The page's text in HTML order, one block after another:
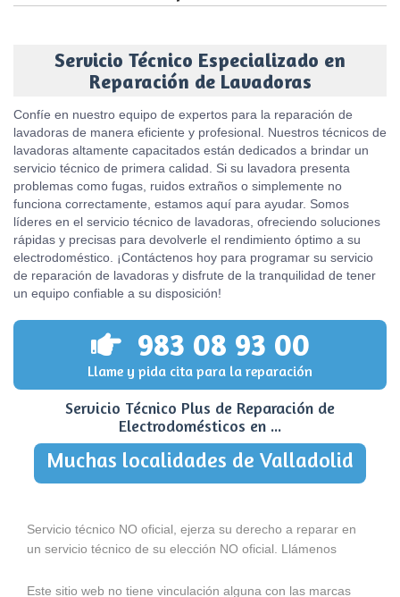
Servicio Técnico Especializado en
Reparación de Lavadoras
Confíe en nuestro equipo de expertos para la reparación de
lavadoras de manera eficiente y profesional. Nuestros técnicos de
lavadoras altamente capacitados están dedicados a brindar un
servicio técnico de primera calidad. Si su lavadora presenta
problemas como fugas, ruidos extraños o simplemente no
funciona correctamente, estamos aquí para ayudar. Somos
líderes en el servicio técnico de lavadoras, ofreciendo soluciones
rápidas y precisas para devolverle el rendimiento óptimo a su
electrodoméstico. ¡Contáctenos hoy para programar su servicio
de reparación de lavadoras y disfrute de la tranquilidad de tener
un equipo confiable a su disposición!
983 08 93 00
Llame y pida cita para la reparación
Servicio Técnico Plus de Reparación de
Electrodomésticos en ...
Muchas localidades de Valladolid
Servicio técnico NO oficial, ejerza su derecho a reparar en
un servicio técnico de su elección NO oficial. Llámenos
Este sitio web no tiene vinculación alguna con las marcas